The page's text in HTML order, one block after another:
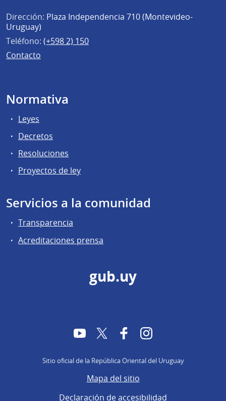
Dirección: Plaza Independencia 710 (Montevideo-
Uruguay)
Teléfono: (+598 2) 150
Contacto
Normativa
Leyes
Decretos
Resoluciones
Proyectos de ley
Servicios a la comunidad
Transparencia
Acreditaciones prensa
gub.uy
YouTubeTwitter FacebookInstagram
Sitio oficial de la República Oriental del Uruguay
Mapa del sitio
Declaración de accesibilidad